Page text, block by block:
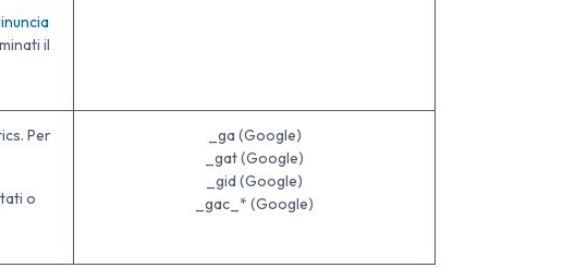
il
Per
o
_ga (Google)
_gat (Google)
_gid (Google)
_gac_* (Google)